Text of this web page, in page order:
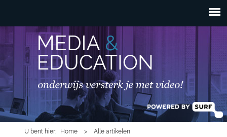
inhoud gaan
HOOFDMENU
U bent hier Home > Alle artikelen